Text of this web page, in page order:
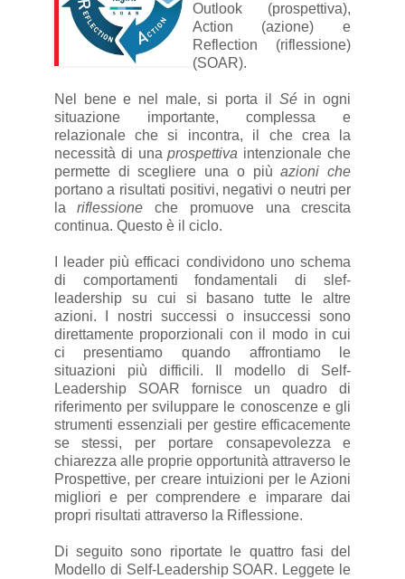
Outlook (prospettiva),
Action (azione) e
Reflection (riflessione)
(SOAR).
Nel bene e nel male, si porta il Sé in ogni
situazione importante, complessa e
relazionale che si incontra, il che crea la
necessità di unaprospettiva intenzionale che
permette di scegliere una o piùazioni che
portano a risultati positivi, negativi o neutri per
lariflessioneche promuove una crescita
continua. Questo è il ciclo.
I leader più efficaci condividono uno schema
di comportamenti fondamentali di slef-
leadership su cui si basano tutte le altre
azioni. I nostri successi o insuccessi sono
direttamente proporzionali con il modo in cui
ci presentiamo quando affrontiamo le
situazioni più difficili. Il modello di Self-
Leadership SOAR fornisce un quadro di
riferimento per sviluppare le conoscenze e gli
strumenti essenziali per gestire efficacemente
se stessi, per portare consapevolezza e
chiarezza alle proprie opportunità attraverso le
Prospettive, per creare intuizioni per le Azioni
migliori e per comprendere e imparare dai
propri risultati attraverso la Riflessione.
Di seguito sono riportate le quattro fasi del
Modello di Self-Leadership SOAR. Leggete le